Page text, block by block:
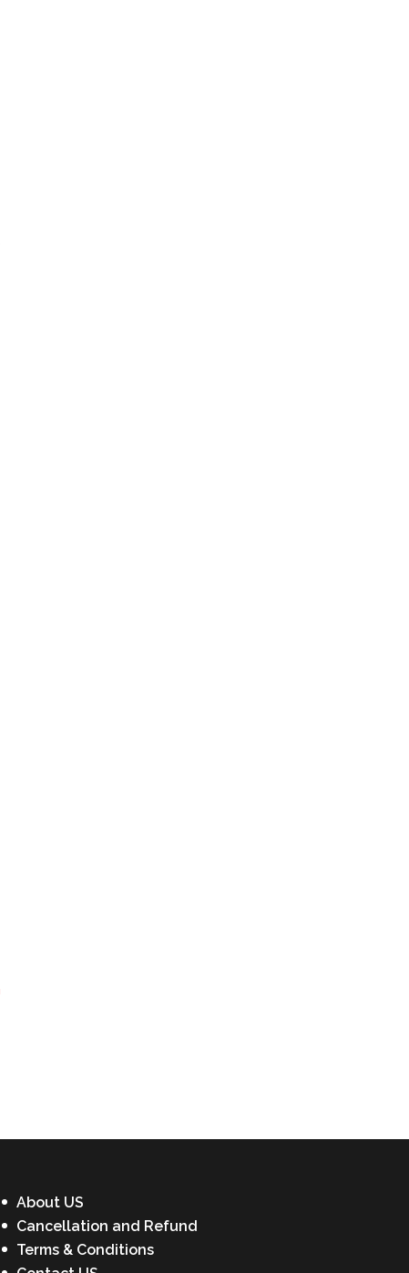
About US
Cancellation and Refund
Terms & Conditions